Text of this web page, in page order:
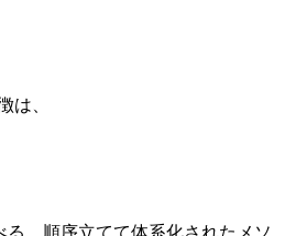
ボイスなど、バラバラに情報が